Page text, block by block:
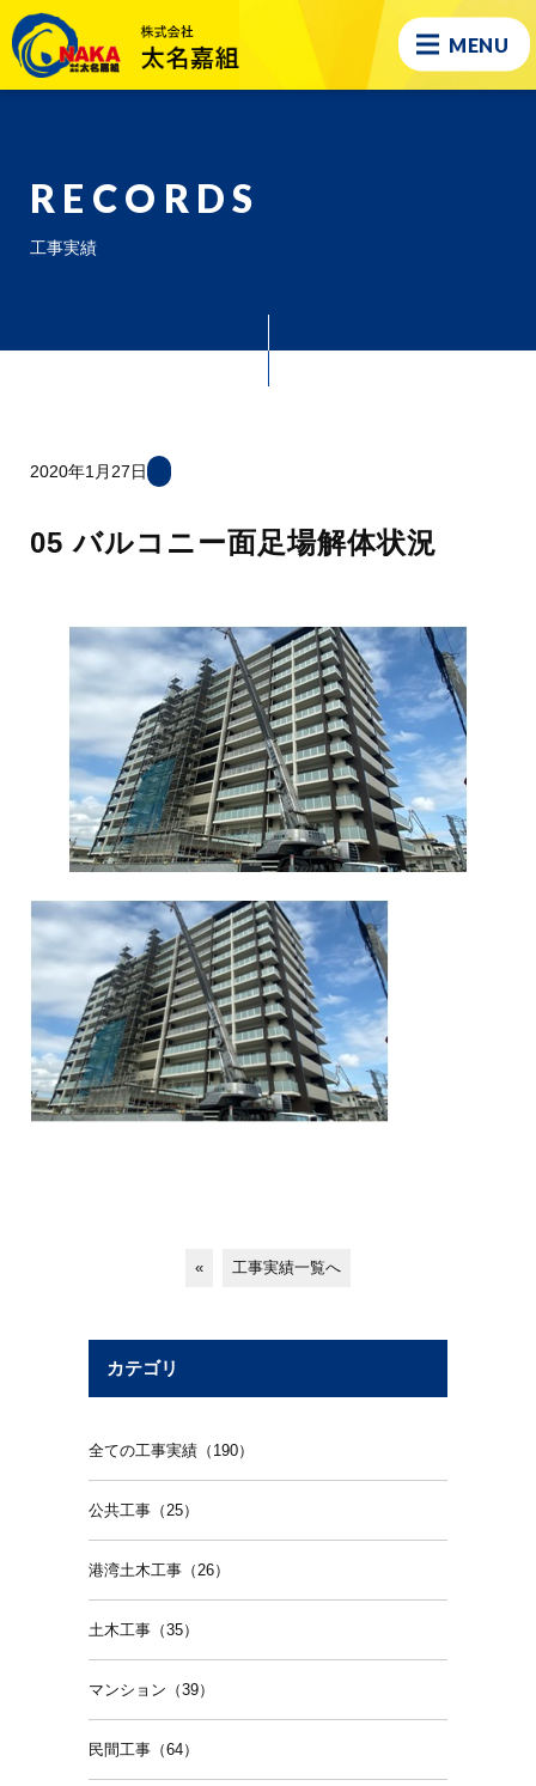
MENU
RECORDS
工事実績
2020年1月27日
05 バルコニー面足場解体状況
« 工事実績一覧へ
カテゴリ
全ての工事実績（190）
公共工事（25）
港湾土木工事（26）
土木工事（35）
マンション（39）
民間工事（64）